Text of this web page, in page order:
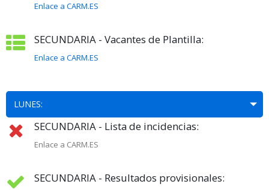
Enlace a CARM.ES
SECUNDARIA - Vacantes de Plantilla:
Enlace a CARM.ES
LUNES:
SECUNDARIA - Lista de incidencias:
Enlace a CARM.ES
SECUNDARIA - Resultados provisionales: